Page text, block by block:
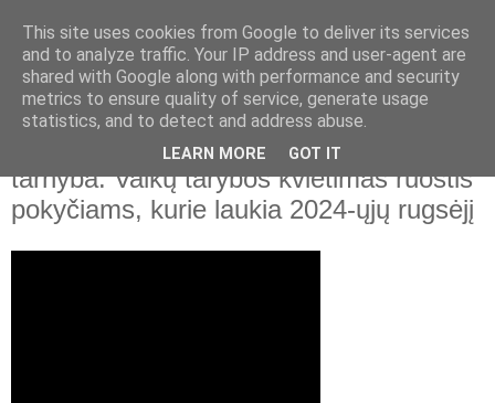
2021 m. gruodžio 6 d., pirmadienis
Vaiko teisių apsaugos ir įvaikinimo
tarnyba. Vaikų tarybos kvietimas ruoštis
pokyčiams, kurie laukia 2024-ųjų rugsėjį
This site uses cookies from Google to deliver its services
and to analyze traffic. Your IP address and user-agent are
shared with Google along with performance and security
metrics to ensure quality of service, generate usage
statistics, and to detect and address abuse.
LEARN MORE GOT IT